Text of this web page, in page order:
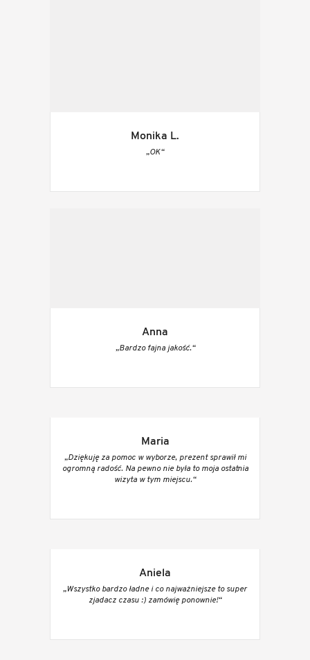
Monika L.
„OK“
Anna
„Bardzo fajna jakość.“
Maria
„Dziękuję za pomoc w wyborze, prezent sprawił mi
ogromną radość. Na pewno nie była to moja ostatnia
wizyta w tym miejscu.“
Aniela
„Wszystko bardzo ładne i co najważniejsze to super
zjadacz czasu :) zamówię ponownie!“